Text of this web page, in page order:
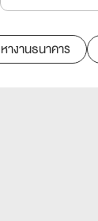
หางานธนาคาร